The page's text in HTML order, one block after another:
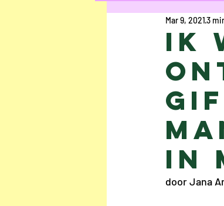
Poetry
Uschi Cop
Maryam Kamal
Sofie Verraest
Ik
in
Mar 9, 20213
door Jana